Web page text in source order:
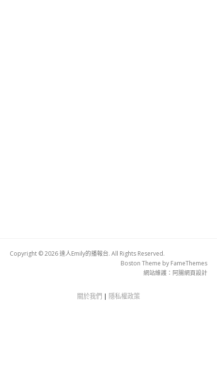
Copyright © 2026 達人Emily的播報台. All Rights Reserved.
Boston Theme by FameThemes
網站維護： 阿腸網頁設計
關於我們 | 隱私權政策